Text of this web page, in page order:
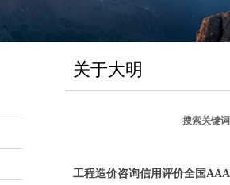
关于大明
搜索关键
工程造价咨询信用评价全国